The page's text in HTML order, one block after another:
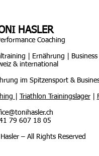
HASLER
Coaching
| Ernährung | Business
& international
im Spitzensport &
Triathlon Trainingslager|
79 607 18 05
– All Rights Reserved